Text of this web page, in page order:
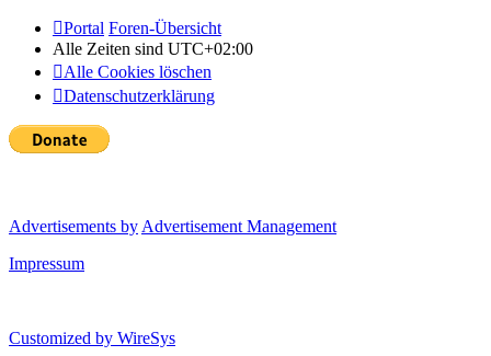
Portal Foren-Übersicht
Alle Zeiten sind UTC+02:00
Alle Cookies löschen
Datenschutzerklärung
Advertisements by Advertisement Management
Impressum
Customized by WireSys